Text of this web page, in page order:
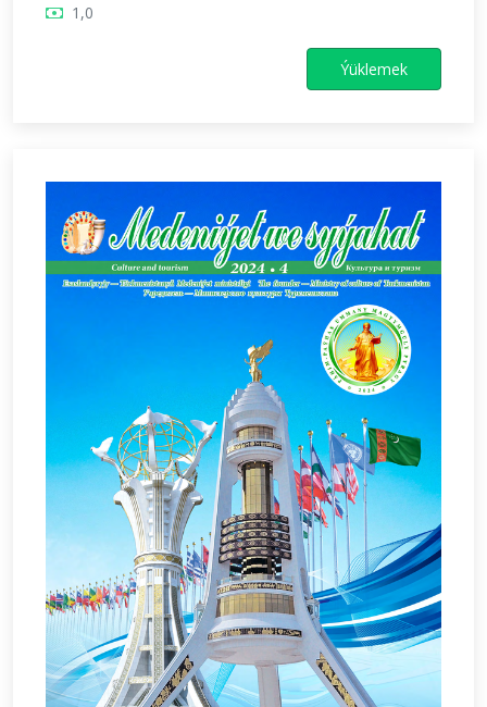
1,0
Ýüklemek